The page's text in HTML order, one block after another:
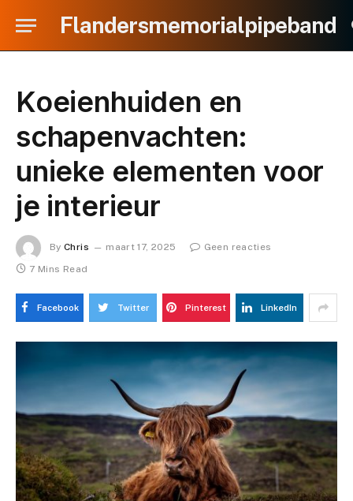
Flandersmemorialpipeband
Koeienhuiden en
schapenvachten:
unieke elementen voor
je interieur
By Chris maart 17, 2025
Geen reacties
7 Mins Read
Facebook Twitter Pinterest LinkedIn